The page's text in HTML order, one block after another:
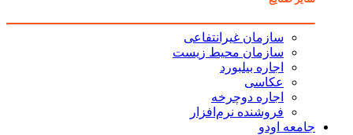
سازمان غیرانتفاعی
سازمان محیط زیست
اجاره بیلبورد
عکاسی
اجاره دوچرخه
فروشنده نرم‌افزار
جامعه اودو